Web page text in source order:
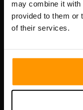
may combine it with
provided to them or
of their services.
주소: Harju
Vesivärava tn 50-
빠른 탐색